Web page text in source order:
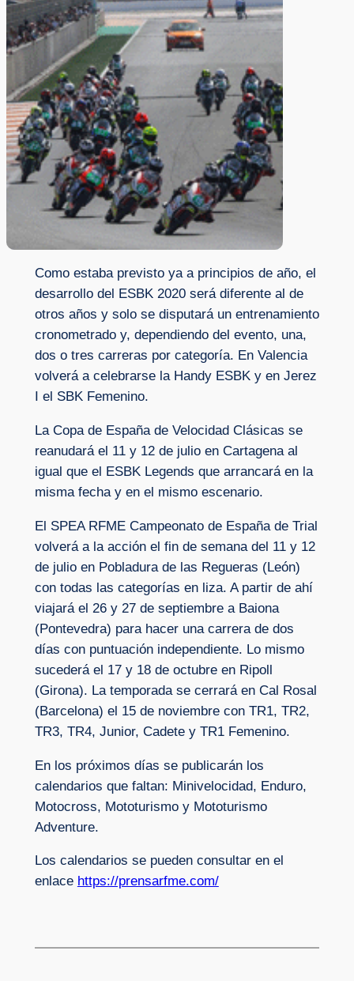
Como estaba previsto ya a principios de año, el
desarrollo del ESBK 2020 será diferente al de
otros años y solo se disputará un entrenamiento
cronometrado y, dependiendo del evento, una,
dos o tres carreras por categoría. En Valencia
volverá a celebrarse la Handy ESBK y en Jerez
I el SBK Femenino.
La Copa de España de Velocidad Clásicas se
reanudará el 11 y 12 de julio en Cartagena al
igual que el ESBK Legends que arrancará en la
misma fecha y en el mismo escenario.
El SPEA RFME Campeonato de España de Trial
volverá a la acción el fin de semana del 11 y 12
de julio en Pobladura de las Regueras (León)
con todas las categorías en liza. A partir de ahí
viajará el 26 y 27 de septiembre a Baiona
(Pontevedra) para hacer una carrera de dos
días con puntuación independiente. Lo mismo
sucederá el 17 y 18 de octubre en Ripoll
(Girona). La temporada se cerrará en Cal Rosal
(Barcelona) el 15 de noviembre con TR1, TR2,
TR3, TR4, Junior, Cadete y TR1 Femenino.
En los próximos días se publicarán los
calendarios que faltan: Minivelocidad, Enduro,
Motocross, Mototurismo y Mototurismo
Adventure.
Los calendarios se pueden consultar en el
enlace https://prensarfme.com/